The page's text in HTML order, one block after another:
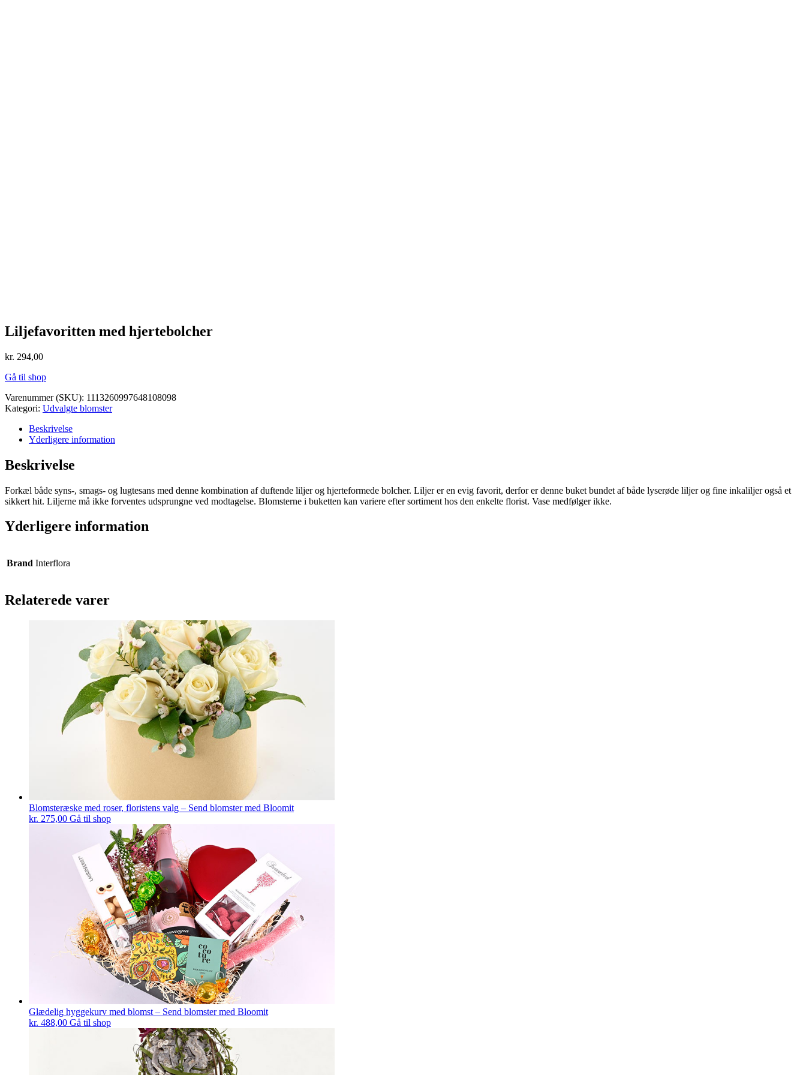
Liljefavoritten med hjertebolcher
kr. 294,00
Gå til shop
Varenummer (SKU): 1113260997648108098
Kategori: Udvalgte blomster
Beskrivelse
Yderligere information
Beskrivelse
Forkæl både syns-, smags- og lugtesans med denne kombination af duftende liljer og hjerteformede bolcher. Liljer er en evig favorit, derfor er denne buket bundet af både lyserøde liljer og fine inkaliljer også et
sikkert hit. Liljerne må ikke forventes udsprungne ved modtagelse. Blomsterne i buketten kan variere efter sortiment hos den enkelte florist. Vase medfølger ikke.
Yderligere information
Brand Interflora
Relaterede varer
Blomsteræske med roser, floristens valg – Send blomster med Bloomit
kr. 275,00 Gå til shop
Glædelig hyggekurv med blomst – Send blomster med Bloomit
kr. 488,00 Gå til shop